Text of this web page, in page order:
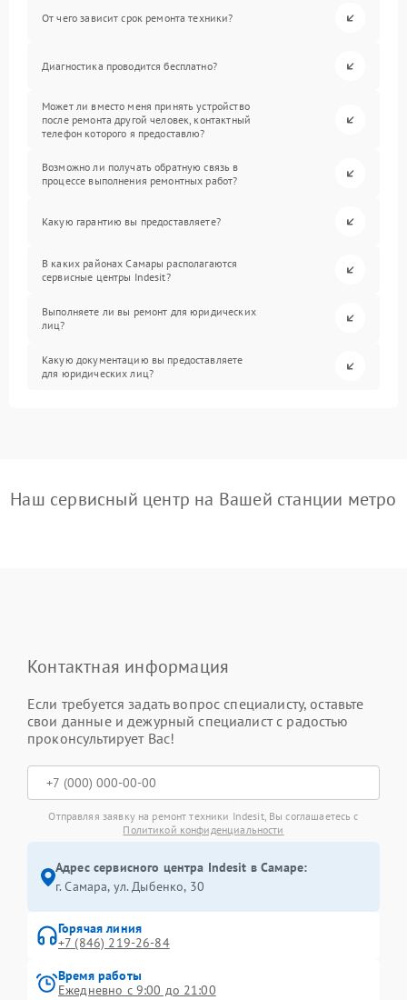
От чего зависит срок ремонта техники?
Диагностика проводится бесплатно?
Может ли вместо меня принять устройство
после ремонта другой человек, контактный
телефон которого я предоставлю?
Возможно ли получать обратную связь в
процессе выполнения ремонтных работ?
Какую гарантию вы предоставляете?
В каких районах Самары располагаются
сервисные центры Indesit?
Выполняете ли вы ремонт для юридических
лиц?
Какую документацию вы предоставляете
для юридических лиц?
Наш сервисный центр на Вашей станции метро
Контактная информация
Если требуется задать вопрос специалисту, оставьте
свои данные и дежурный специалист с радостью
проконсультирует Вас!
Отправляя заявку на ремонт техники Indesit, Вы соглашаетесь с
Политикой конфиденциальности
Адрес сервисного центра Indesit в Самаре:
г. Самара, ул. Дыбенко, 30
Горячая линия
+7 (846) 219-26-84
Время работы
Ежедневно с 9:00 до 21:00